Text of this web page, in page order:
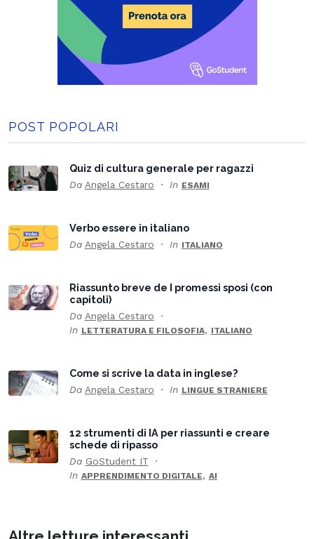
POST POPOLARI
Quiz di cultura generale per ragazzi
Da Angela Cestaro In ESAMI
Verbo essere in italiano
Da Angela Cestaro In ITALIANO
Riassunto breve de I promessi sposi (con
capitoli)
Da Angela Cestaro
In LETTERATURA E FILOSOFIA, ITALIANO
Come si scrive la data in inglese?
Da Angela Cestaro In LINGUE STRANIERE
12 strumenti di IA per riassunti e creare
schede di ripasso
Da GoStudent IT
In APPRENDIMENTO DIGITALE, AI